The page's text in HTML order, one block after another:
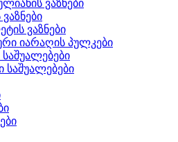
ვაზნები
ვაზნები
ვაზნები
იარაღის პულკები
საშუალებები